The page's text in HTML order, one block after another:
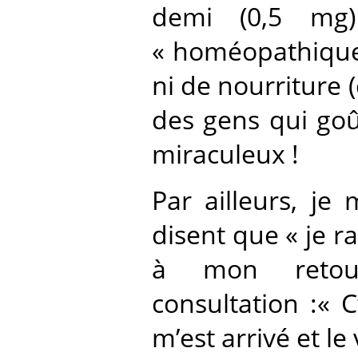
demi (0,5
«
ni de nourriture
des gens qui
miraculeux !
Par ailleurs, je
disent que « je
à mon
consultation :«
m’est arrivé et le